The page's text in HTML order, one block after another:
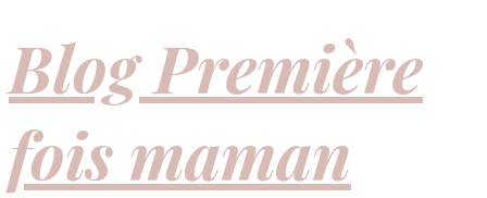
Blog Première
fois maman